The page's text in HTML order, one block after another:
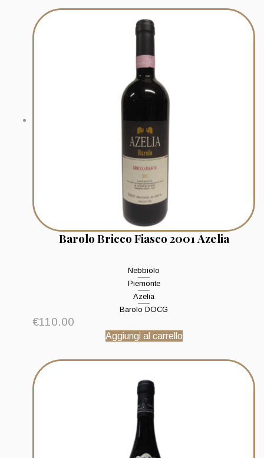
Barolo Bricco Fiasco 2001 Azelia
Nebbiolo
Piemonte
Azelia
Barolo DOCG
€110.00
Aggiungi al carrello